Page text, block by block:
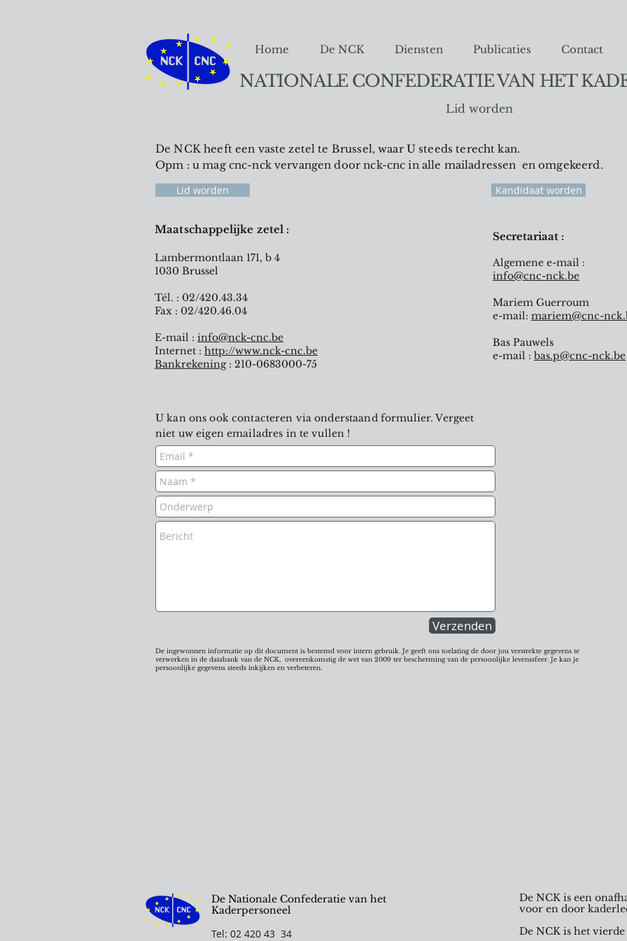
Home De NCK Diensten Publicaties Contact
NATIONALE CONFEDERATIE VAN HET
Lid worden
De NCK heeft een vaste zetel te Brussel, waar U steeds terecht kan.
Opm : u mag cnc-nck vervangen door nck-cnc in alle mailadressen en omgekeerd.
Maatschappelijke zetel :
Lambermontlaan 171, b 4
1030 Brussel
Tél. : 02/420.43.34
Fax : 02/420.46.04
E-mail : info@nck-cnc.be
Internet : http://www.nck-cnc.be
Bankrekening: 210-0683000-75
Secretariaat :
Algemene e-mail :
info@cnc-nck.be
Mariem Guerroum
e-mail: mariem@cnc-
Bas Pauwels
e-mail : bas.p@cnc-nck.be
U kan ons ook contacteren via onderstaand formulier. Vergeet
niet uw eigen emailadres in te vullen !
Lid worden Kandidaat worden
Verzenden
De ingewonnen informatie op dit document is bestemd voor intern gebruik. Je geeft ons toelating de door jou verstrekte gegevens te
verwerken in de databank van de NCK, overeenkomstig de wet van 2009 ter bescherming van de persoonlijke levenssfeer. Je kan je
persoonlijke gegevens steeds inkijken en verbeteren.
De Nationale Confederatie van het
Kaderpersoneel
Tel: 02 420 43 34
De NCK is een
voor en door
De NCK is het